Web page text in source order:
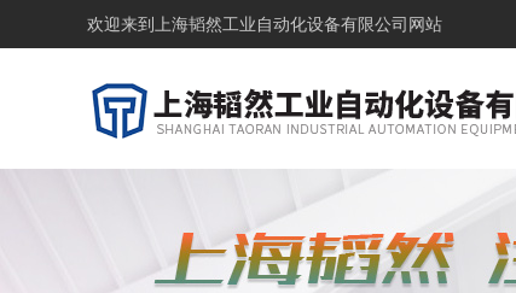
欢迎来到 上海韬然工业自动化设备有限公司网站